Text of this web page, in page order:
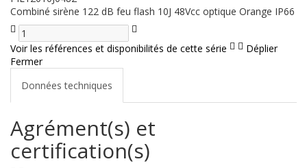
Combiné sirène 122 dB feu flash 10J 48Vcc optique Orange IP66
Voir les références et disponibilités de cette série
Déplier
Fermer
Données techniques
Agrément(s) et
certification(s)